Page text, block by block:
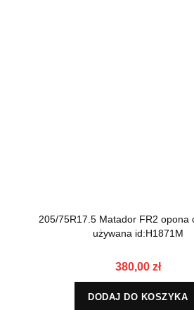
205/75R17.5 Matador FR2 opona
używana id:H1871M
380,00 zł
DODAJ DO KOSZYKA